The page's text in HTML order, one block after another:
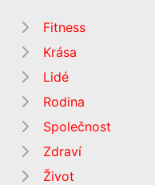
Fitness
Krása
Lidé
Rodina
Společnost
Zdraví
Život